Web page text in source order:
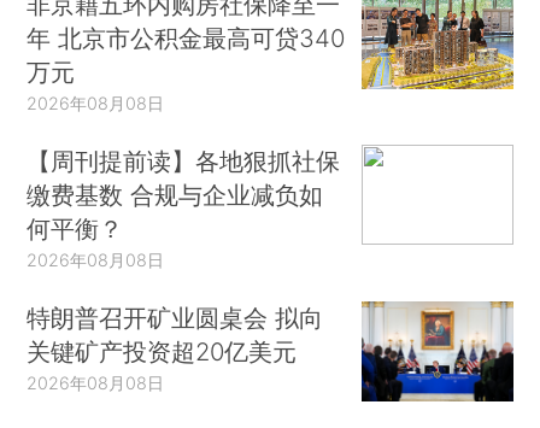
年 北京市公积金最高可贷340
万元
2026年08月08日
【周刊提前读】各地狠抓社保
缴费基数 合规与企业减负如
何平衡？
2026年08月08日
特朗普召开矿业圆桌会 拟向
关键矿产投资超20亿美元
2026年08月08日